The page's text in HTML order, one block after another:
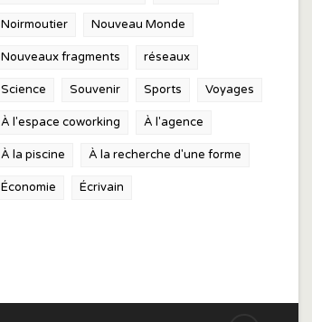
Noirmoutier Nouveau Monde
Nouveaux fragments réseaux
Science Souvenir Sports Voyages
À l'espace coworking À l'agence
À la piscine À la recherche d'une forme
Économie Écrivain